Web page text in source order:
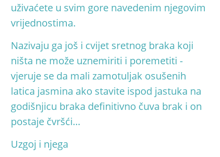
uživaćete u svim gore navedenim njegovim
vrijednostima.
Nazivaju ga još i cvijet sretnog braka koji
ništa ne može uznemiriti i poremetiti -
vjeruje se da mali zamotuljak osušenih
latica jasmina ako stavite ispod jastuka na
godišnjicu braka definitivno čuva brak i on
postaje čvršći…
Uzgoj i njega